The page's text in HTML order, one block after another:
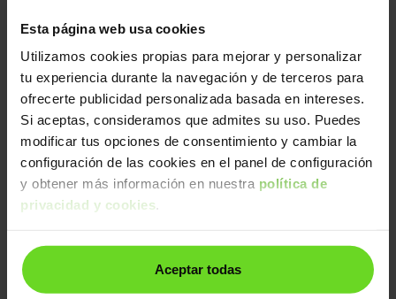
Esta página web usa cookies
Utilizamos cookies propias para mejorar y personalizar
tu experiencia durante la navegación y de terceros para
ofrecerte publicidad personalizada basada en intereses.
Si aceptas, consideramos que admites su uso. Puedes
modificar tus opciones de consentimiento y cambiar la
configuración de las cookies en el panel de configuración
y obtener más información en nuestra política de
privacidad y cookies.
Aceptar todas
Diésel
↓ 500€
Mercedes Clase A
A 180d 7G-DCT 15.690€